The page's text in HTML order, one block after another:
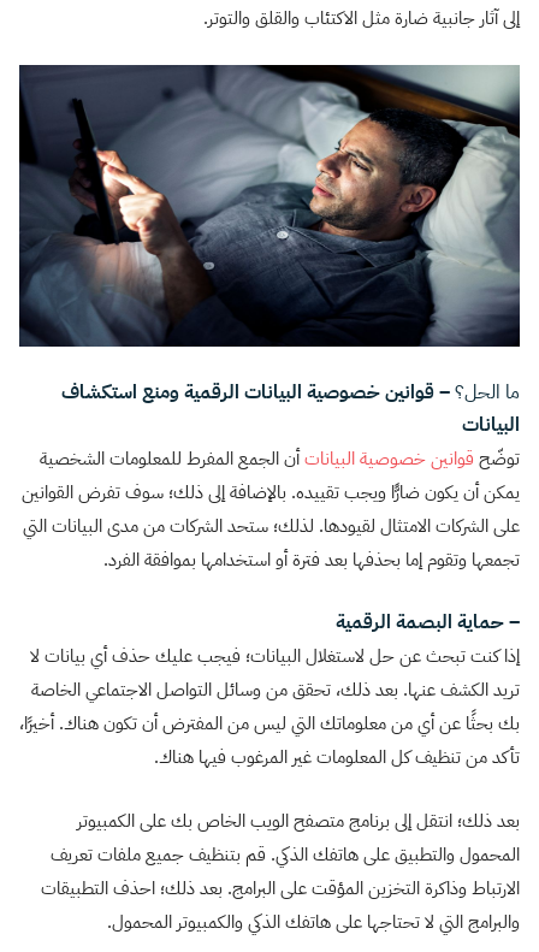
إلى آثار جانبية ضارة مثل الاكتئاب والقلق والتوتر.
ما الحل؟– قوانين خصوصية البيانات الرقمية ومنع استكشاف
البيانات
توضّح قوانين خصوصية البياناتأن الجمع المفرط للمعلومات الشخصية
يمكن أن يكون ضارًّا ويجب تقييده. بالإضافة إلى ذلك؛ سوف تفرض القوانين
على الشركات الامتثال لقيودها. لذلك؛ ستحد الشركات من مدى البيانات التي
تجمعها وتقوم إما بحذفها بعد فترة أو استخدامها بموافقة الفرد.
– حماية البصمة الرقمية
إذا كنت تبحث عن حل لاستغلال البيانات؛ فيجب عليك حذف أي بيانات لا
تريد الكشف عنها. بعد ذلك، تحقق من وسائل التواصل الاجتماعي الخاصة
بك بحثًا عن أي من معلوماتك التي ليس من المفترض أن تكون هناك. أخيرًا،
تأكد من تنظيف كل المعلومات غير المرغوب فيها هناك.
بعد ذلك؛ انتقل إلى برنامج متصفح الويب الخاص بك على الكمبيوتر
المحمول والتطبيق على هاتفك الذكي. قم بتنظيف جميع ملفات تعريف
الارتباط وذاكرة التخزين المؤقت على البرامج. بعد ذلك؛ احذف التطبيقات
والبرامج التي لا تحتاجها على هاتفك الذكي والكمبيوتر المحمول.